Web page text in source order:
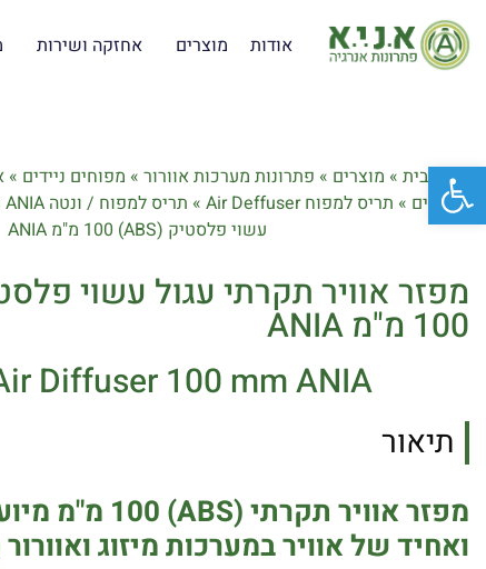
אודות מוצרים אחזקה ושירות
דף הבית » מוצרים » פתרונות מערכות אוורור » מפוחים ניידים »
ניידים » תריס למפוח Air Deffuser » תריס למפוח / ונטה ANIA
עשוי פלסטיק (ABS) 100 מ"מ ANIA
100 מ"מ ANIA
Diffuser 100 mm ANIA
תיאור
מפזר אוויר תקרתי (ABS
)
100 מ"מ
ואחיד של אוויר במערכות מיזוג ואוורור
פתח סרגל נגישות